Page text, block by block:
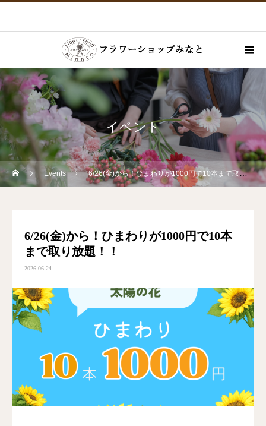
イベント
Events 6/26(金)から！ひまわりが1000円で10本まで取り放題！！
6/26(金)から！ひまわりが1000円で10本
まで取り放題！！
2026.06.24